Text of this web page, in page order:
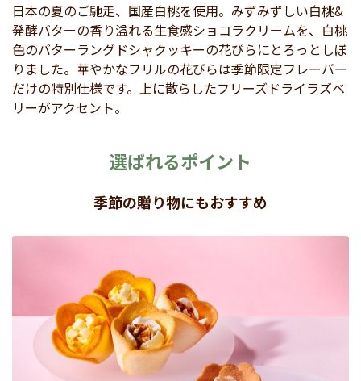
日本の夏のご馳走、国産白桃を使用。みずみずしい白桃&
発酵バターの香り溢れる生食感ショコラクリームを、白桃
色のバターラングドシャクッキーの花びらにとろっとしぼ
りました。華やかなフリルの花びらは季節限定フレーバー
だけの特別仕様です。上に散らしたフリーズドライラズベ
リーがアクセント。
選ばれるポイント
季節の贈り物にもおすすめ